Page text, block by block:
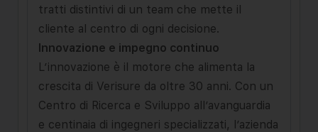
tratti distintivi di un team che mette il
cliente al centro di ogni decisione.
Innovazione e impegno continuo
L’innovazione è il motore che alimenta la
crescita di Verisure da oltre 30 anni. Con un
Centro di Ricerca e Sviluppo all’avanguardia
e centinaia di ingegneri specializzati, l’azienda